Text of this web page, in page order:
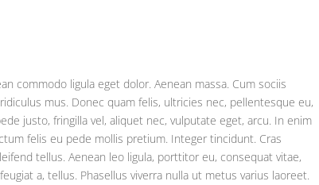
commodo ligula eget dolor. Aenean massa. Cum sociis
mus. Donec quam felis, ultricies nec, pellentesque eu,
justo, fringilla vel, aliquet nec, vulputate eget, arcu. In enim
felis eu pede mollis pretium. Integer tincidunt. Cras
tellus. Aenean leo ligula, porttitor eu, consequat vitae,
a, tellus. Phasellus viverra nulla ut metus varius laoreet.